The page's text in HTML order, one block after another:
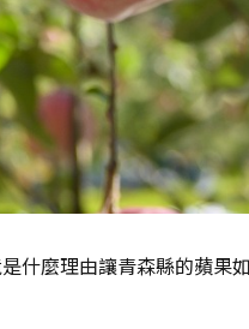
什麼理由讓青森縣的蘋果